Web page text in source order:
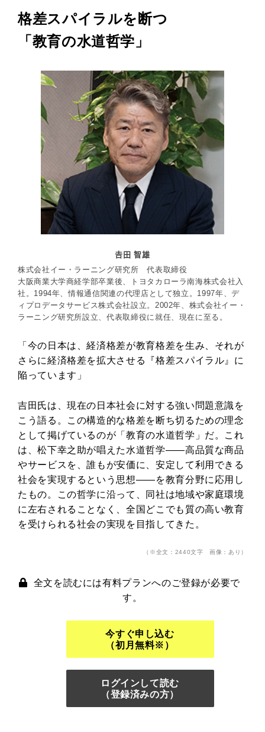
格差スパイラルを断つ
「教育の水道哲学」
𠮷田 智雄
株式会社イー・ラーニング研究所 代表取締役
大阪商業大学商経学部卒業後、トヨタカローラ南海株式会社入
社。1994年、情報通信関連の代理店として独立。1997年、デ
ィプロデータサービス株式会社設立。2002年、株式会社イー・
ラーニング研究所設立、代表取締役に就任、現在に至る。
「今の日本は、経済格差が教育格差を生み、それが
さらに経済格差を拡大させる『格差スパイラル』に
陥っています」
吉田氏は、現在の日本社会に対する強い問題意識を
こう語る。この構造的な格差を断ち切るための理念
として掲げているのが「教育の水道哲学」だ。これ
は、松下幸之助が唱えた水道哲学――高品質な商品
やサービスを、誰もが安価に、安定して利用できる
社会を実現するという思想――を教育分野に応用し
たもの。この哲学に沿って、同社は地域や家庭環境
に左右されることなく、全国どこでも質の高い教育
を受けられる社会の実現を目指してきた。
（※全文：2440文字 画像：あり）
全文を読むには有料プランへのご登録が必要で
す。
今すぐ申し込む
（初月無料※）
ログインして読む
（登録済みの方）